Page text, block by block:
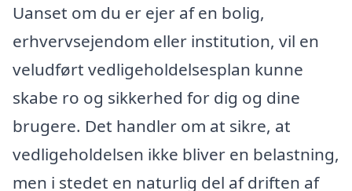
Uanset om du er ejer af en bolig,
erhvervsejendom eller institution, vil en
veludført vedligeholdelsesplan kunne
skabe ro og sikkerhed for dig og dine
brugere. Det handler om at sikre, at
vedligeholdelsen ikke bliver en belastning,
men i stedet en naturlig del af driften af